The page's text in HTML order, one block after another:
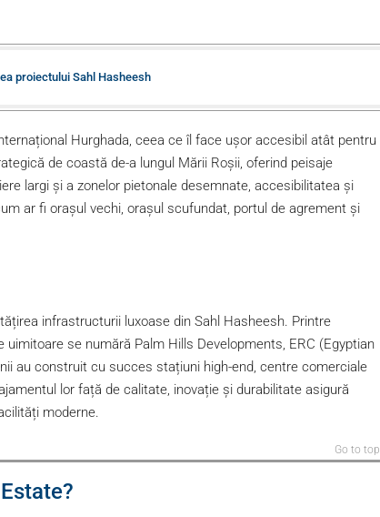
proiectului Sahl Hasheesh
Hurghada, ceea ce îl face ușor accesibil atât pentru
de coastă de-a lungul Mării Roșii, oferind peisaje
largi și a zonelor pietonale desemnate, accesibilitatea și
ar fi orașul vechi, orașul scufundat, portul de agrement și
infrastructurii luxoase din Sahl Hasheesh. Printre
se numără Palm Hills Developments, ERC (Egyptian
au construit cu succes stațiuni high-end, centre comerciale
lor față de calitate, inovație și durabilitate asigură
moderne.
Go to top